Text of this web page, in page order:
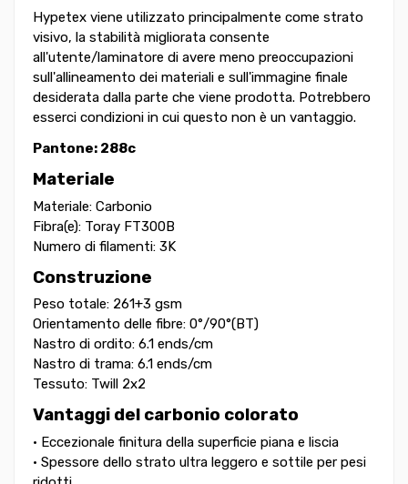
Hypetex viene utilizzato principalmente come strato
visivo, la stabilità migliorata consente
all'utente/laminatore di avere meno preoccupazioni
sull'allineamento dei materiali e sull'immagine finale
desiderata dalla parte che viene prodotta. Potrebbero
esserci condizioni in cui questo non è un vantaggio.
Pantone: 288c
Materiale
Materiale: Carbonio
Fibra(e): Toray FT300B
Numero di filamenti: 3K
Construzione
Peso totale: 261+3 gsm
Orientamento delle fibre: 0°/90°(BT)
Nastro di ordito: 6.1 ends/cm
Nastro di trama: 6.1 ends/cm
Tessuto: Twill 2x2
Vantaggi del carbonio colorato
• Eccezionale finitura della superficie piana e liscia
• Spessore dello strato ultra leggero e sottile per pesi